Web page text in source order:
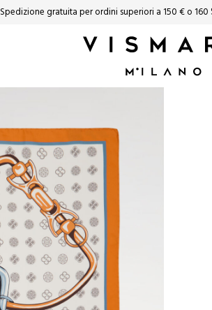
Spedizione gratuita per ordini superiori a 150 € o